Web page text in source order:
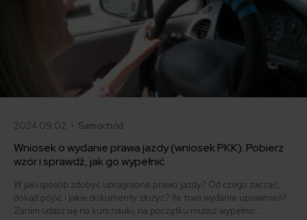
2024.09.02 • Samochód
Wniosek o wydanie prawa jazdy (wniosek PKK). Pobierz
wzór i sprawdź, jak go wypełnić
W jaki sposób zdobyć upragnione prawo jazdy? Od czego zacząć,
dokąd pójść i jakie dokumenty złożyć? Ile trwa wydanie uprawnień?
Zanim udasz się na kurs nauki, na początku musisz wypełnić